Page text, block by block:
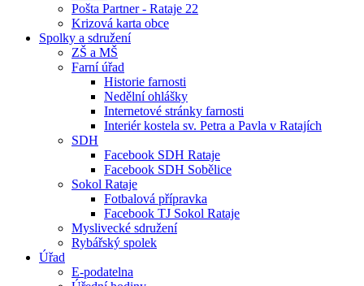
Pošta Partner - Rataje 22
Krizová karta obce
Spolky a sdružení
ZŠ a MŠ
Farní úřad
Historie farnosti
Nedělní ohlášky
Internetové stránky farnosti
Interiér kostela sv. Petra a Pavla v Ratajích
SDH
Facebook SDH Rataje
Facebook SDH Sobělice
Sokol Rataje
Fotbalová přípravka
Facebook TJ Sokol Rataje
Myslivecké sdružení
Rybářský spolek
Úřad
E-podatelna